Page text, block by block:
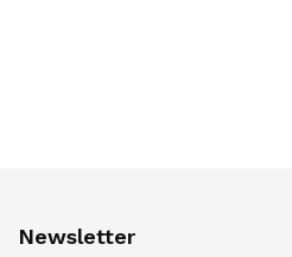
Newsletter